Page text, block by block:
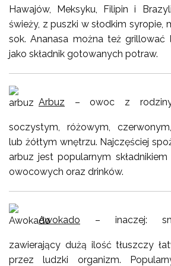
Hawajów, Meksyku, Filipin i
świeży, z puszki w słodkim syropie,
sok. Ananasa można też grillować
jako składnik gotowanych potraw.
Arbuz – owoc z rodziny
soczystym, różowym,
lub żółtym wnętrzu. Najczęściej
arbuz jest popularnym składnikiem
owocowych oraz drinków.
Awokado – inaczej:
zawierający dużą ilość tłuszczy
przez ludzki organizm.